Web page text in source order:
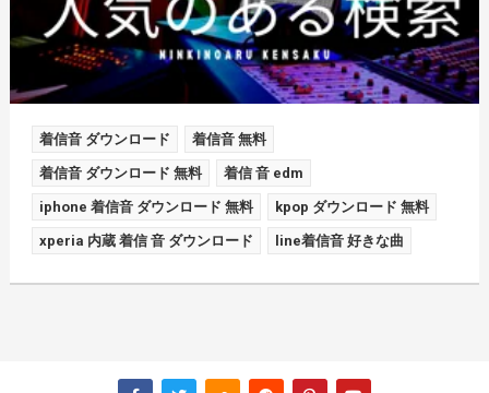
着信音 ダウンロード 着信音 無料
着信音 ダウンロード 無料 着信 音 edm
iphone 着信音 ダウンロード 無料 kpop ダウンロード 無料
xperia 内蔵 着信 音 ダウンロード line着信音 好きな曲